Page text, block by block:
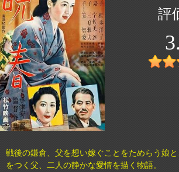
戦後の鎌倉、父を想い嫁ぐことをためらう娘
をつく父、二人の静かな愛情を描く物語。